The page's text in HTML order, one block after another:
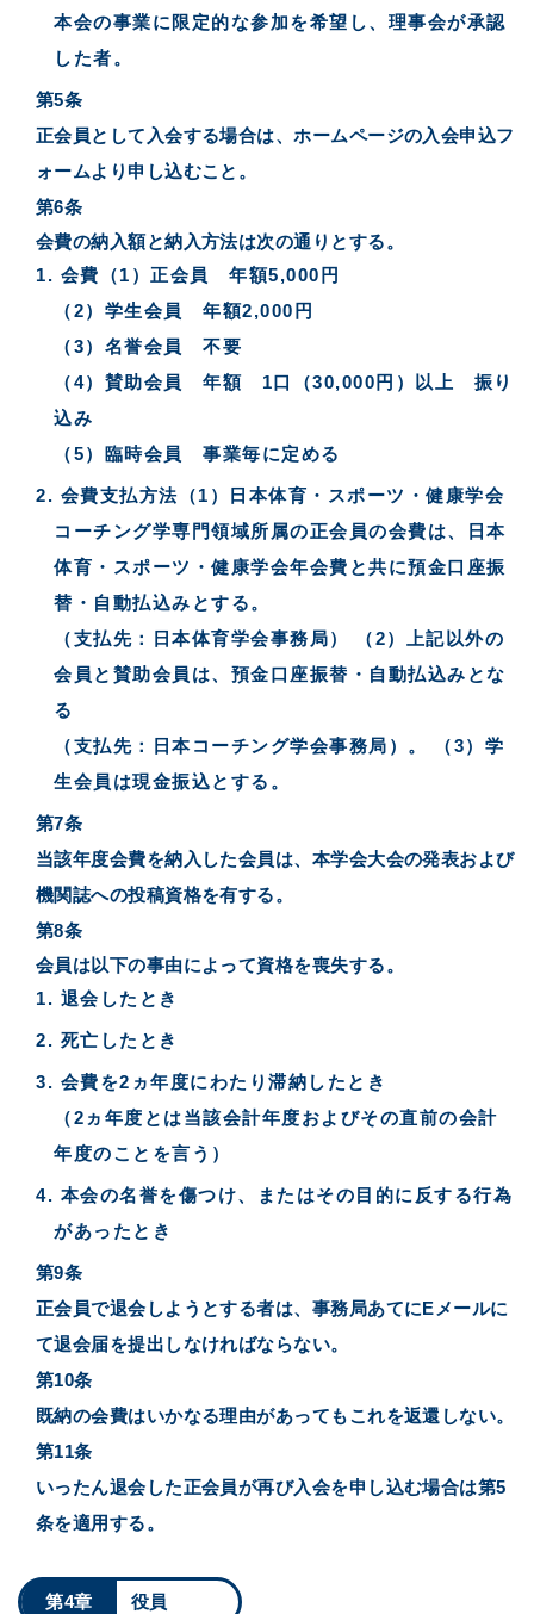
本会の事業に限定的な参加を希望し、理事会が承認
した者。
第5条
正会員として入会する場合は、ホームページの入会申込フ
ォームより申し込むこと。
第6条
会費の納入額と納入方法は次の通りとする。
会費（1）正会員 年額5,000円
（2）学生会員 年額2,000円
（3）名誉会員 不要
（4）賛助会員 年額 1口（30,000円）以上 振り
込み
（5）臨時会員 事業毎に定める
会費支払方法（1）日本体育・スポーツ・健康学会
コーチング学専門領域所属の正会員の会費は、日本
体育・スポーツ・健康学会年会費と共に預金口座振
替・自動払込みとする。
（支払先：日本体育学会事務局） （2）上記以外の
会員と賛助会員は、預金口座振替・自動払込みとな
る
（支払先：日本コーチング学会事務局）。 （3）学
生会員は現金振込とする。
第7条
当該年度会費を納入した会員は、本学会大会の発表および
機関誌への投稿資格を有する。
第8条
会員は以下の事由によって資格を喪失する。
退会したとき
死亡したとき
会費を2ヵ年度にわたり滞納したとき
（2ヵ年度とは当該会計年度およびその直前の会計
年度のことを言う）
本会の名誉を傷つけ、またはその目的に反する行為
があったとき
第9条
正会員で退会しようとする者は、事務局あてにEメールに
て退会届を提出しなければならない。
第10条
既納の会費はいかなる理由があってもこれを返還しない。
第11条
いったん退会した正会員が再び入会を申し込む場合は第5
条を適用する。
第4章 役員